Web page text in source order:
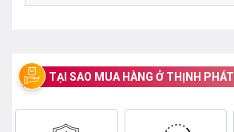
TẠI SAO MUA HÀNG Ở THỊNH PHÁT